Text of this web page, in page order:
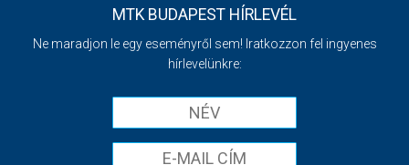
MTK BUDAPEST HÍRLEVÉL
Ne maradjon le egy eseményről sem! Iratkozzon fel ingyenes
hírlevelünkre: